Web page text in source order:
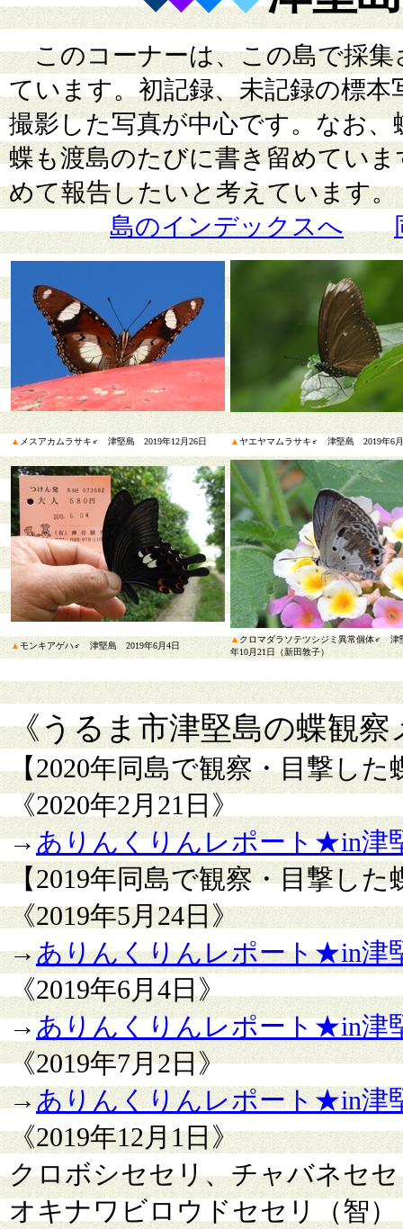
このコーナーは、この島で採
ています。初記録、未記録の標
撮影した写真が中心です。なお
蝶も渡島のたびに書き留めてい
めて報告したいと考えています。
島のインデックスへ
▲ メスアカムラサキ♂ 津堅島 2019年12月26日 ▲ヤエヤマムラサキ♂ 津堅島 2019年6
▲モンキアゲハ♂ 津堅島 2019年6月4日
▲クロマダラソテツシジミ異常個体♂
年10月21日（新田敦子）
《うるま市津堅島の蝶観察
【2020年同島で観察・目撃し
《2020年2月21日》
→ありんくりんレポート★in津
【2019年同島で観察・目撃し
《2019年5月24日》
→ありんくりんレポート★in津
《2019年6月4日》
→ありんくりんレポート★in津
《2019年7月2日》
→ありんくりんレポート★in津
《2019年12月1日》
クロボシセセリ、チャバネセ
オキナワビロウドセセリ（智）